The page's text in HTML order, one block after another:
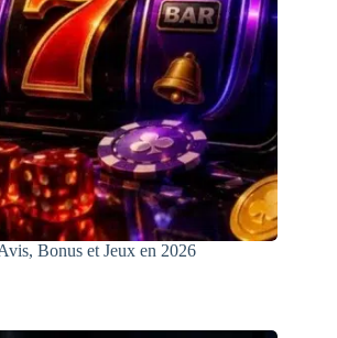
Bonus et Jeux en 2026